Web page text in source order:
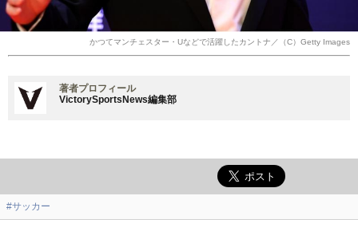
かつてマンチェスター・Uなどで活躍したカントナ／（C）Getty Images
著者プロフィール
VictorySportsNews編集部
#サッカー